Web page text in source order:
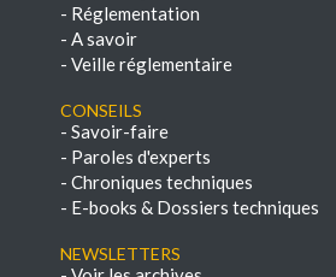
- Réglementation
- A savoir
- Veille réglementaire
Conseils
- Savoir-faire
- Paroles d'experts
- Chroniques techniques
- E-books & Dossiers techniques
NEWSLETTERS